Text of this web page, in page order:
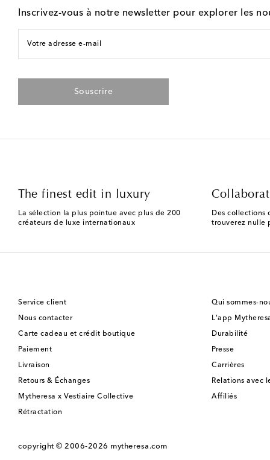
Inscrivez-vous à notre newsletter pour explorer les
Votre adresse e-mail
Souscrire
The finest edit in luxury
La sélection la plus pointue avec plus de 200
créateurs de luxe internationaux
Des collections
trouverez nulle
Service client
Nous contacter
Carte cadeau et crédit boutique
Paiement
Livraison
Retours & Échanges
Mytheresa x Vestiaire Collective
Rétractation
Qui sommes-
L'app
Durabilité
Presse
Carrières
Relations avec
Affiliés
copyright © 2006-2026 mytheresa.com